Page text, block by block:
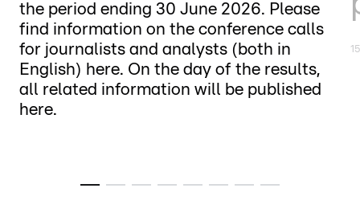
the period ending 30 June 2026. Please
find information on the conference calls
for journalists and analysts (both in
English) here. On the day of the results,
all related information will be published
here.